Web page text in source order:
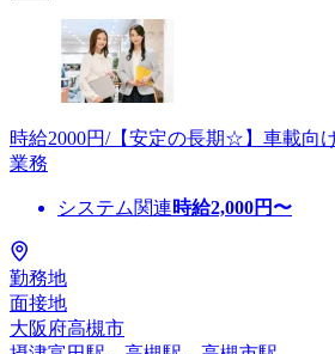
時給2000円/【安定の長期☆】車載向
業務
システム関連時給2,000円〜
勤務地
面接地
大阪府高槻市